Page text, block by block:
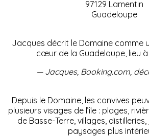
97129 Lamentin
Guadeloupe
Jacques décrit le Domaine comme
cœur de la Guadeloupe, lieu à
— Jacques, Booking.com,
Depuis le Domaine, les convives
plusieurs visages de l’île : plages,
de Basse-Terre, villages,
paysages plus